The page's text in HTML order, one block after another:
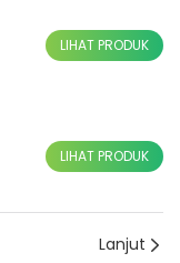
LIHAT PRODUK
LIHAT PRODUK
Lanjut